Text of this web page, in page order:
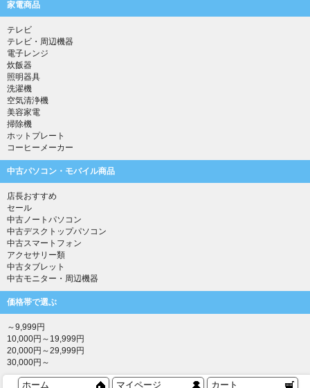
家電商品
テレビ
テレビ・周辺機器
電子レンジ
炊飯器
照明器具
洗濯機
空気清浄機
美容家電
掃除機
ホットプレート
コーヒーメーカー
中古パソコン・モバイル商品
店長おすすめ
セール
中古ノートパソコン
中古デスクトップパソコン
中古スマートフォン
アクセサリー類
中古タブレット
中古モニター・周辺機器
価格帯で選ぶ
～9,999円
10,000円～19,999円
20,000円～29,999円
30,000円～
ホーム マイページ カート